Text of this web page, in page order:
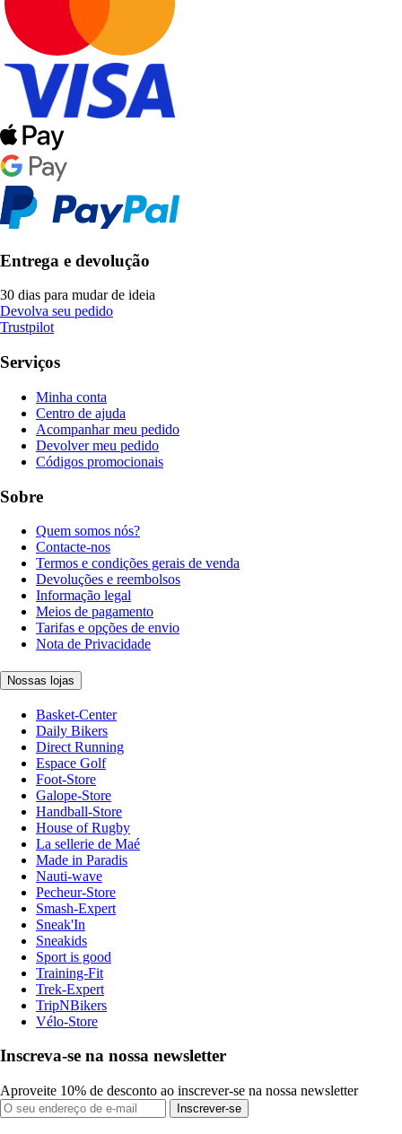
Entrega e devolução
30 dias para mudar de ideia
Devolva seu pedido
Trustpilot
Serviços
Minha conta
Centro de ajuda
Acompanhar meu pedido
Devolver meu pedido
Códigos promocionais
Sobre
Quem somos nós?
Contacte-nos
Termos e condições gerais de venda
Devoluções e reembolsos
Informação legal
Meios de pagamento
Tarifas e opções de envio
Nota de Privacidade
Nossas lojas
Basket-Center
Daily Bikers
Direct Running
Espace Golf
Foot-Store
Galope-Store
Handball-Store
House of Rugby
La sellerie de Maé
Made in Paradis
Nauti-wave
Pecheur-Store
Smash-Expert
Sneak'In
Sneakids
Sport is good
Training-Fit
Trek-Expert
TripNBikers
Vélo-Store
Inscreva-se na nossa newsletter
Aproveite 10% de desconto ao inscrever-se na nossa newsletter
Inscrever-se